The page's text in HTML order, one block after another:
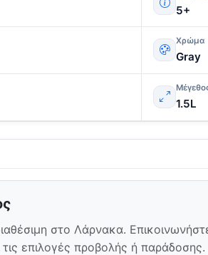
5+
Χρώμα
Gray
1.5L
στο Λάρνακα.
επιλογές προβολής ή παράδοσης.